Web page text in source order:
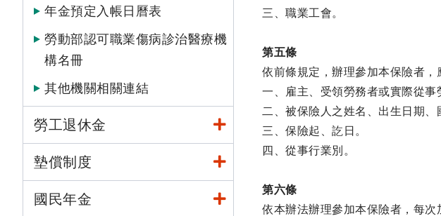
年金預定入帳日曆表
勞動部認可職業傷病診治醫療機
構名冊
其他機關相關連結
勞工退休金
墊償制度
國民年金
三、職業工會。
第五條
依前條規定，辦理參加本保險者，
一、雇主、受領勞務者或實際從事
二、被保險人之姓名、出生日期、
三、保險起、訖日。
四、從事行業別。
第六條
依本辦法辦理參加本保險者，每次